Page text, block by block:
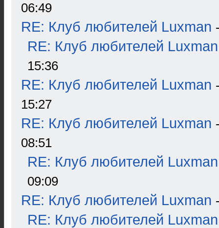
06:49
RE: Клуб любителей Luxman
RE: Клуб любителей Luxman
15:36
RE: Клуб любителей Luxman
15:27
RE: Клуб любителей Luxman
08:51
RE: Клуб любителей Luxman
09:09
RE: Клуб любителей Luxman
RE: Клуб любителей Luxman